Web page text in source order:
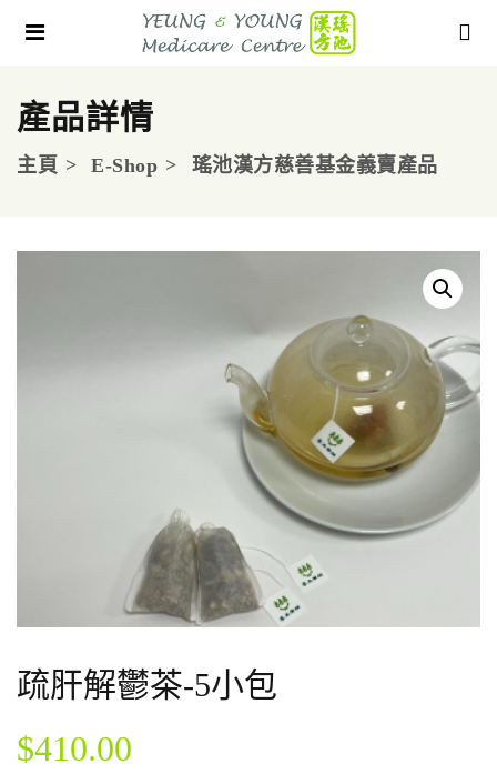
產品詳情
主頁 E-Shop 瑤池漢方慈善基金義賣產品
疏肝解鬱茶-5小包
$410.00